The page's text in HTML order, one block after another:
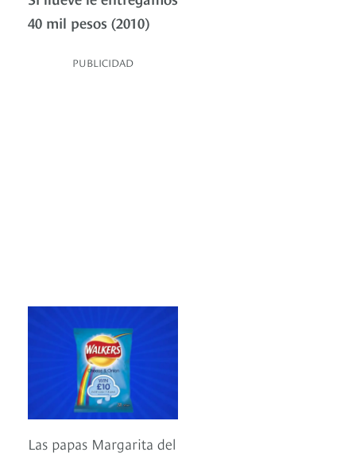
40 mil pesos (2010)
PUBLICIDAD
Las papas Margarita del